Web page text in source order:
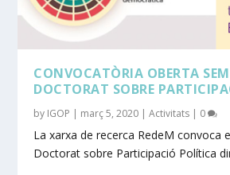
CONVOCATÒRIA OBERTA
DOCTORAT SOBRE
by IGOP | març 5, 2020 |Activitats | 0
La xarxa de recerca RedeM convoca
Doctorat sobre Participació Política